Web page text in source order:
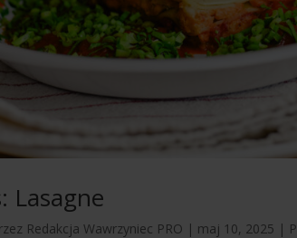
Lasagne
Redakcja Wawrzyniec PRO | maj 10, 2025 |